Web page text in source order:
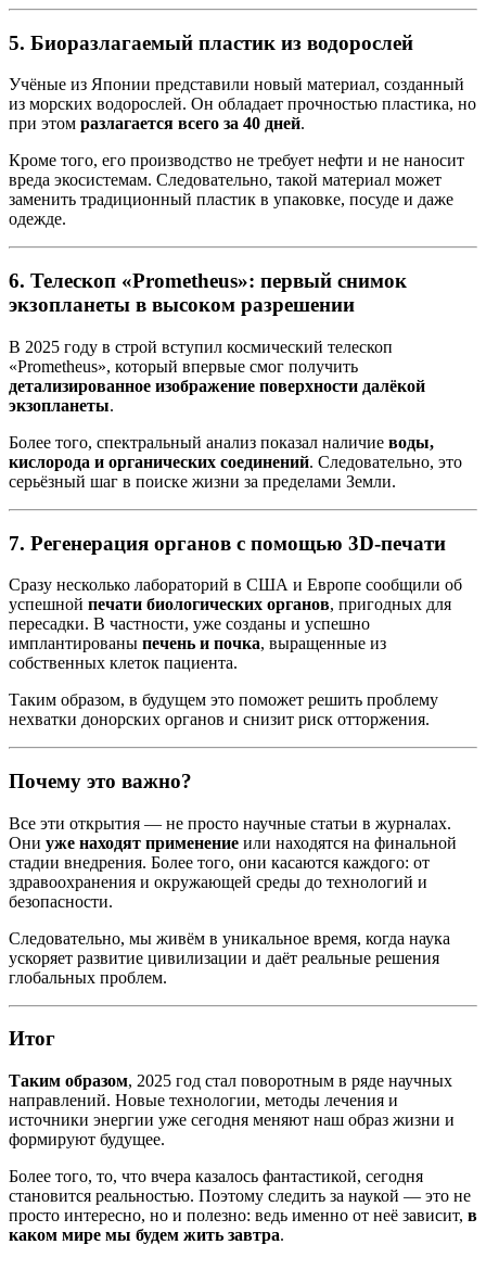
5. Биоразлагаемый пластик из водорослей
Учёные из Японии представили новый материал, созданный
из морских водорослей. Он обладает прочностью пластика, но
при этом разлагается всего за 40 дней.
Кроме того, его производство не требует нефти и не наносит
вреда экосистемам. Следовательно, такой материал может
заменить традиционный пластик в упаковке, посуде и даже
одежде.
6. Телескоп «Prometheus»: первый снимок
экзопланеты в высоком разрешении
В 2025 году в строй вступил космический телескоп
«Prometheus», который впервые смог получить
детализированное изображение поверхности далёкой
экзопланеты.
Более того, спектральный анализ показал наличие воды,
кислорода и органических соединений. Следовательно, это
серьёзный шаг в поиске жизни за пределами Земли.
7. Регенерация органов с помощью 3D-печати
Сразу несколько лабораторий в США и Европе сообщили об
успешной печати биологических органов, пригодных для
пересадки. В частности, уже созданы и успешно
имплантированы печень и почка, выращенные из
собственных клеток пациента.
Таким образом, в будущем это поможет решить проблему
нехватки донорских органов и снизит риск отторжения.
Почему это важно?
Все эти открытия — не просто научные статьи в журналах.
Они уже находят применение или находятся на финальной
стадии внедрения. Более того, они касаются каждого: от
здравоохранения и окружающей среды до технологий и
безопасности.
Следовательно, мы живём в уникальное время, когда наука
ускоряет развитие цивилизации и даёт реальные решения
глобальных проблем.
Итог
Таким образом, 2025 год стал поворотным в ряде научных
направлений. Новые технологии, методы лечения и
источники энергии уже сегодня меняют наш образ жизни и
формируют будущее.
Более того, то, что вчера казалось фантастикой, сегодня
становится реальностью. Поэтому следить за наукой — это не
просто интересно, но и полезно: ведь именно от неё зависит, в
каком мире мы будем жить завтра.